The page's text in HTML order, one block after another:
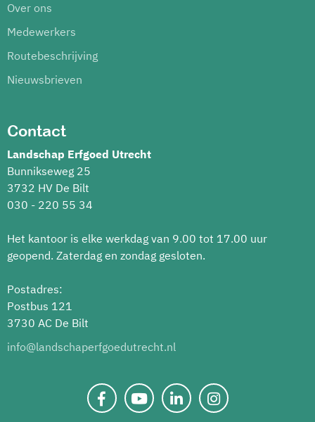
Over ons
Medewerkers
Routebeschrijving
Nieuwsbrieven
Contact
Landschap Erfgoed Utrecht
Bunnikseweg 25
3732 HV De Bilt
030 - 220 55 34
Het kantoor is elke werkdag van 9.00 tot 17.00 uur
geopend. Zaterdag en zondag gesloten.
Postadres:
Postbus 121
3730 AC De Bilt
info@landschaperfgoedutrecht.nl